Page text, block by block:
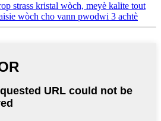
strass kristal wòch, meyè kalite tout
wòch cho vann pwodwi 3 achtè